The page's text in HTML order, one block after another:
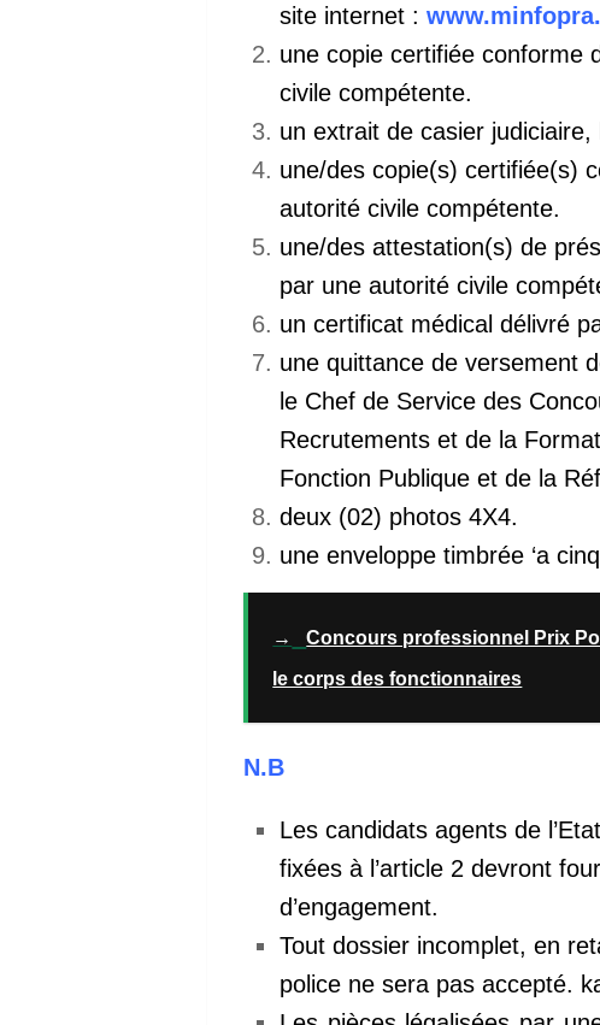
site internet :
une copie certifiée conforme
civile compétente.
un extrait de casier judiciaire,
une/des copie(s) certifiée(s)
autorité civile compétente.
une/des attestation(s) de
par une autorité civile
un certificat médical délivré
une quittance de versement
le Chef de Service des
Recrutements et de la
Fonction Publique et de la
deux (02) photos 4X4.
une enveloppe timbrée ‘a
→
Concours professionnel Prix
le corps des fonctionnaires
N.B
Les candidats agents de
fixées à l’article 2 devront
d’engagement.
Tout dossier incomplet, en
police ne sera pas accepté.